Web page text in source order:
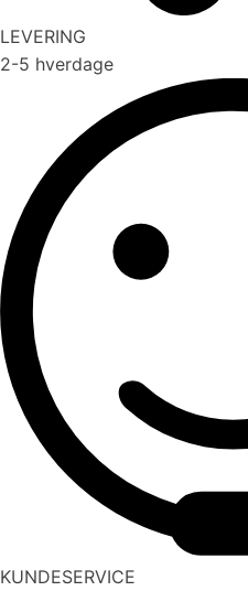
LEVERING
2-5 hverdage
KUNDESERVICE